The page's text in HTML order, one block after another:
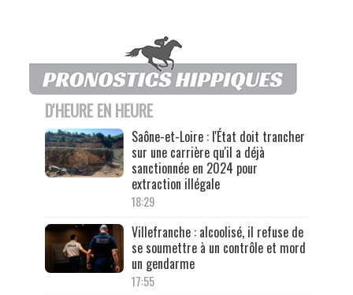
D'HEURE EN HEURE
Saône-et-Loire : l'État doit trancher
sur une carrière qu'il a déjà
sanctionnée en 2024 pour
extraction illégale
18:29
Villefranche : alcoolisé, il refuse de
se soumettre à un contrôle et mord
un gendarme
17:55